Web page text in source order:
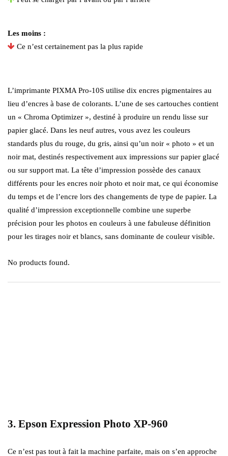
Les moins :
Ce n’est certainement pas la plus rapide
L’imprimante PIXMA Pro-10S utilise dix encres pigmentaires au
lieu d’encres à base de colorants. L’une de ses cartouches contient
un « Chroma Optimizer », destiné à produire un rendu lisse sur
papier glacé. Dans les neuf autres, vous avez les couleurs
standards plus du rouge, du gris, ainsi qu’un noir « photo » et un
noir mat, destinés respectivement aux impressions sur papier glacé
ou sur support mat. La tête d’impression possède des canaux
différents pour les encres noir photo et noir mat, ce qui économise
du temps et de l’encre lors des changements de type de papier. La
qualité d’impression exceptionnelle combine une superbe
précision pour les photos en couleurs à une fabuleuse définition
pour les tirages noir et blancs, sans dominante de couleur visible.
No products found.
3. Epson Expression Photo XP-960
Ce n’est pas tout à fait la machine parfaite, mais on s’en approche